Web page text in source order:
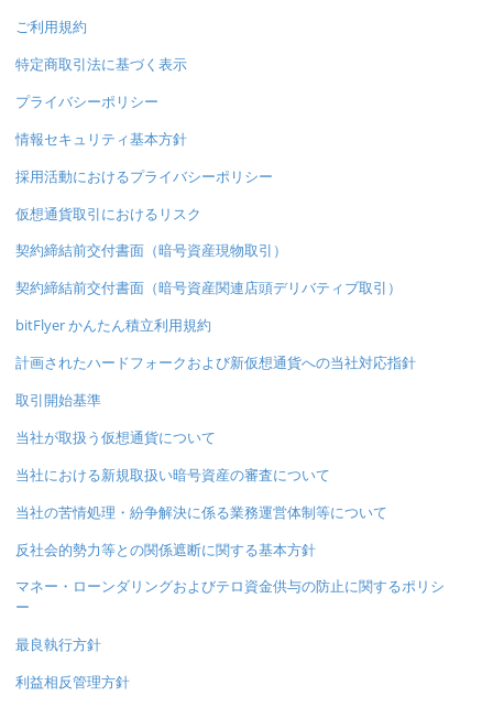
ご利用規約
特定商取引法に基づく表示
プライバシーポリシー
情報セキュリティ基本方針
採用活動におけるプライバシーポリシー
仮想通貨取引におけるリスク
契約締結前交付書面（暗号資産現物取引）
契約締結前交付書面（暗号資産関連店頭デリバティブ取引）
bitFlyer かんたん積立利用規約
計画されたハードフォークおよび新仮想通貨への当社対応指針
取引開始基準
当社が取扱う仮想通貨について
当社における新規取扱い暗号資産の審査について
当社の苦情処理・紛争解決に係る業務運営体制等について
反社会的勢力等との関係遮断に関する基本方針
マネー・ローンダリングおよびテロ資金供与の防止に関するポリシ
ー
最良執行方針
利益相反管理方針